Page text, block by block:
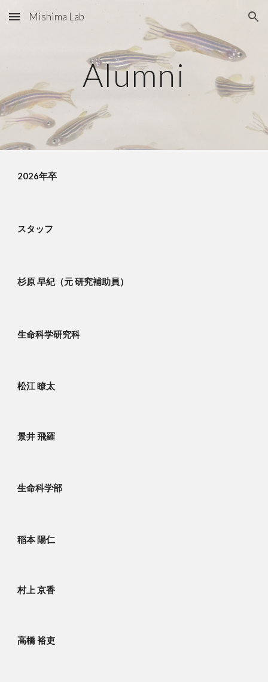
Skip to main content Skip to navigation
Mishima Lab
Alumni
2026年卒
スタッフ
杉原 早紀（元 研究補助員）
生命科学研究科
松江 瞭太
景井 飛羅
生命科学部
稲本 陽仁
村上 京香
高橋 裕吏